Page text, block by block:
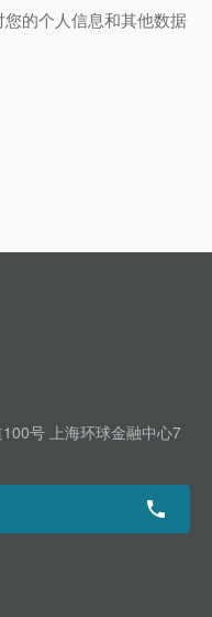
的个人信息和其他数据
号 上海环球金融中心7